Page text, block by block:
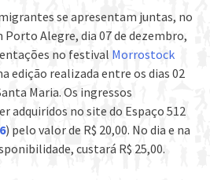
se apresentam juntas, no
Porto Alegre, dia 07 de dezembro,
no festival Morrostock
edição realizada entre os dias 02
Maria. Os ingressos
adquiridos no site do Espaço 512
) pelo valor de R$ 20,00. No dia e na
custará R$ 25,00.